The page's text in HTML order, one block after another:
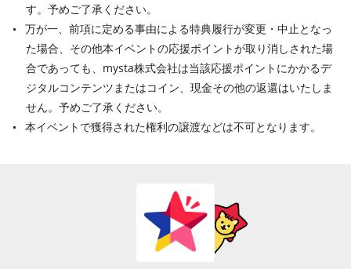
す。予めご了承ください。
万が一、前項に定める事由による特典履行が変更・中止となっ
た場合、その他本イベントの応援ポイントが取り消しされた場
合であっても、mysta株式会社は当該応援ポイントにかかるデ
ジタルコンテンツまたはコイン、現金その他の返還はいたしま
せん。予めご了承ください。
本イベントで獲得された権利の譲渡などは不可となります。